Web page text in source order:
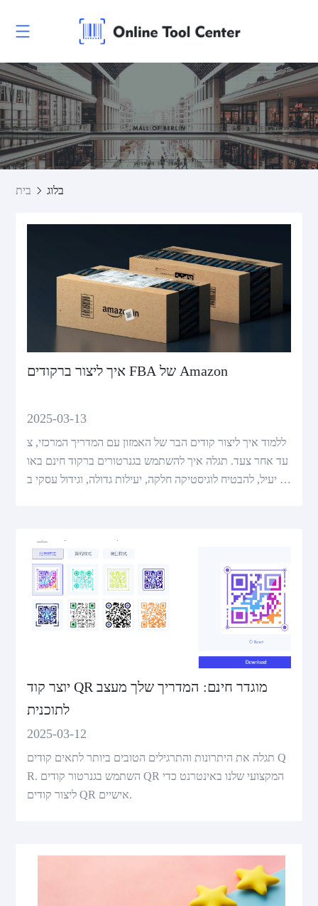
בית בלוג
איך ליצור ברקודים FBA של Amazon
2025-03-13
ללמוד איך ליצור קודים הבר של האמזון עם המדריך המרכזי, צ
עד אחר צעד. תגלה איך להשתמש בגנרטורים ברקוד חינם באו
פן יעיל, להבטיח לוגיסטיקה חלקה, יעילות גדולה, וגידול עסקי ב
יוצר קוד QR מוגדר חינם: המדריך שלך מעצב
לתוכנית
2025-03-12
תגלה את היתרונות והתרגילים הטובים ביותר לתאים קודים Q
R. השתמש בגנרטור קודים QR המקצועי שלנו באינטרנט כדי
ליצור קודים QR אישיים.